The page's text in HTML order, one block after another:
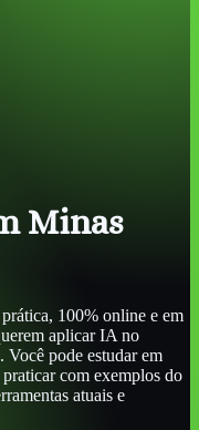
Minas
100% online e em
aplicar IA no
Você pode estudarem
com exemplos do
atuais e